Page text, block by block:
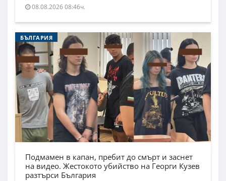
08.08.2026 08:46ч.
БЪЛГАРИЯ
Подмамен в капан, пребит до смърт и заснет
на видео. Жестокото убийство на Георги Кузев
разтърси България